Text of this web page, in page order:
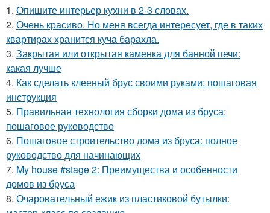
1. Опишите интерьер кухни в 2-3 словах.
2. Очень красиво. Но меня всегда интересует, где в таких
квартирах хранится куча барахла.
3. Закрытая или открытая каменка для банной печи:
какая лучше
4. Как сделать клееный брус своими руками: пошаговая
инструкция
5. Правильная технология сборки дома из бруса:
пошаговое руководство
6. Пошаговое строительство дома из бруса: полное
руководство для начинающих
7. My house #stage 2: Преимущества и особенности
домов из бруса
8. Очаровательный ежик из пластиковой бутылки: